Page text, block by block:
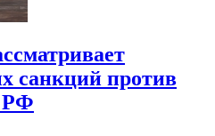
санкций против
РФ